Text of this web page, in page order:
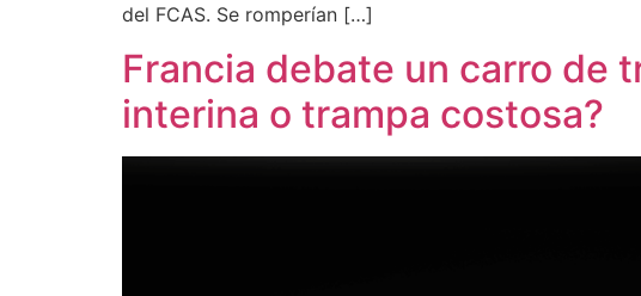
del FCAS. Se romperían […]
Francia debate un carro de
interina o trampa costosa?